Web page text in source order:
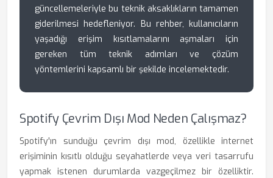
güncellemeleriyle bu teknik aksaklıkların tamamen
giderilmesi hedefleniyor. Bu rehber, kullanıcıların
yaşadığı erişim kısıtlamalarını aşmaları için
gereken tüm teknik adımları ve çözüm
yöntemlerini kapsamlı bir şekilde incelemektedir.
Spotify Çevrim Dışı Mod Neden Çalışmaz?
Spotify'ın sunduğu çevrim dışı mod, özellikle internet
erişiminin kısıtlı olduğu seyahatlerde veya veri tasarrufu
yapmak istenen durumlarda vazgeçilmez bir özelliktir.